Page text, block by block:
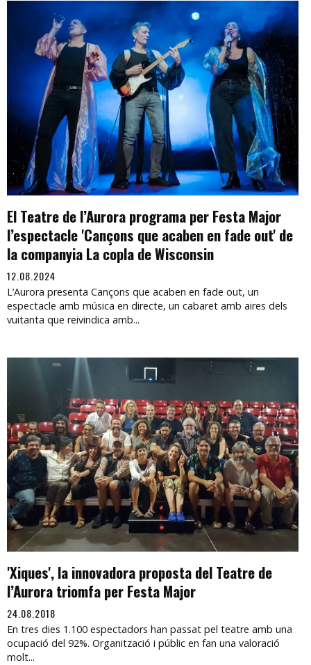
El Teatre de l’Aurora programa per Festa Major
l’espectacle 'Cançons que acaben en fade out' de
la companyia La copla de Wisconsin
12.08.2024
L’Aurora presenta Cançons que acaben en fade out, un
espectacle amb música en directe, un cabaret amb aires dels
vuitanta que reivindica amb...
'Xiques', la innovadora proposta del Teatre de
l’Aurora triomfa per Festa Major
24.08.2018
En tres dies 1.100 espectadors han passat pel teatre amb una
ocupació del 92%. Organització i públic en fan una valoració
molt...